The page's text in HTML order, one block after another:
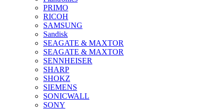
PRIMO
RICOH
SAMSUNG
Sandisk
SEAGATE & MAXTOR
SEAGATE & MAXTOR
SENNHEISER
SHARP
SHOKZ
SIEMENS
SONICWALL
SONY